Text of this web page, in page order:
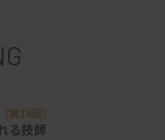
16回］
る技師